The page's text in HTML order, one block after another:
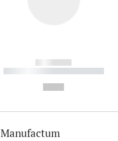
------------
----------- ----------- ----------
Manufactum